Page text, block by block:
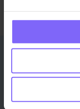
Stad
Maastricht ›
Heerlen ›